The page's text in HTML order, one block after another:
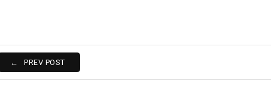
PREV POST